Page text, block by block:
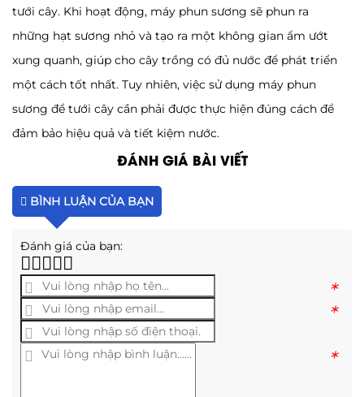
tưới cây. Khi hoạt động, máy phun sương sẽ phun ra
những hạt sương nhỏ và tạo ra một không gian ẩm ướt
xung quanh, giúp cho cây trồng có đủ nước để phát triển
một cách tốt nhất. Tuy nhiên, việc sử dụng máy phun
sương để tưới cây cần phải được thực hiện đúng cách để
đảm bảo hiệu quả và tiết kiệm nước.
ĐÁNH GIÁ BÀI VIẾT
BÌNH LUẬN CỦA BẠN
Đánh giá của bạn:
*
*
*